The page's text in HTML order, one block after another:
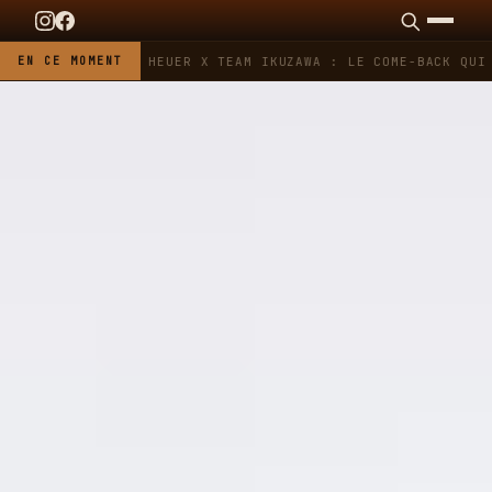
EN CE MOMENTTAG HEUER X TEAM IKUZAWA : LE COME-BACK QUI